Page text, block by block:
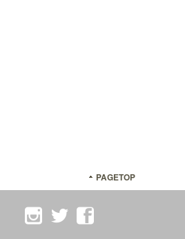
PAGETOP